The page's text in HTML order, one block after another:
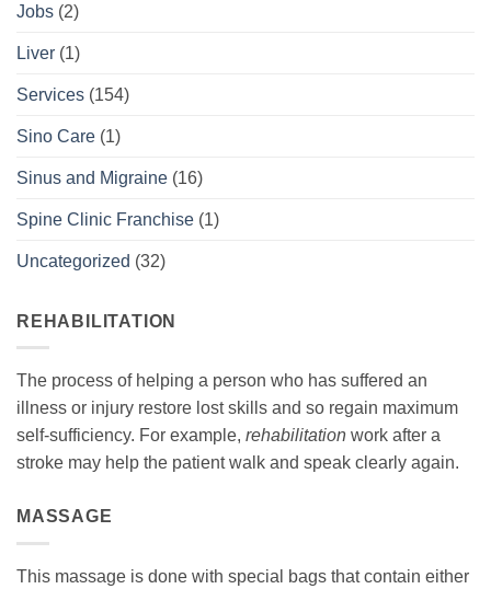
Jobs (2)
Liver (1)
Services (154)
Sino Care (1)
Sinus and Migraine (16)
Spine Clinic Franchise (1)
Uncategorized (32)
REHABILITATION
The process of helping a person who has suffered an
illness or injury restore lost skills and so regain maximum
self-sufficiency. For example, rehabilitation work after a
stroke may help the patient walk and speak clearly again.
MASSAGE
This massage is done with special bags that contain either